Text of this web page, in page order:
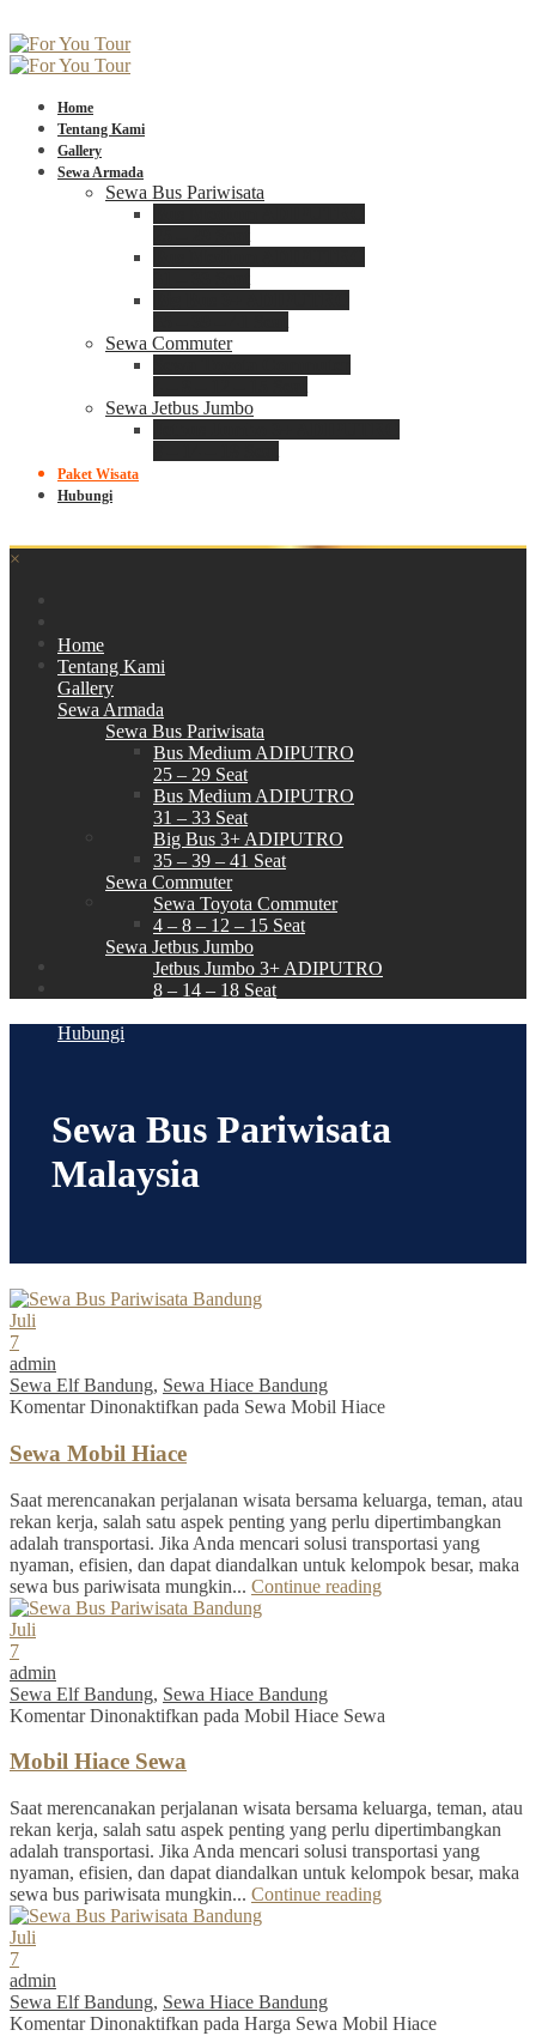
Home
Tentang Kami
Gallery
Sewa Armada
Sewa Bus Pariwisata
Sewa Commuter
Sewa Jetbus Jumbo
Paket Wisata
Hubungi
×
Home
Tentang Kami
Gallery
Sewa Armada
Sewa Bus Pariwisata
Bus Medium ADIPUTRO
25 – 29 Seat
Bus Medium ADIPUTRO
31 – 33 Seat
Big Bus 3+ ADIPUTRO
35 – 39 – 41 Seat
Sewa Commuter
Sewa Toyota Commuter
4 – 8 – 12 – 15 Seat
Sewa Jetbus Jumbo
Jetbus Jumbo 3+ ADIPUTRO
8 – 14 – 18 Seat
Hubungi
Sewa Bus Pariwisata
Malaysia
Juli
7
admin
Sewa Elf Bandung, Sewa Hiace Bandung
Komentar Dinonaktifkan pada Sewa Mobil Hiace
Sewa Mobil Hiace
Saat merencanakan perjalanan wisata bersama keluarga, teman, atau
rekan kerja, salah satu aspek penting yang perlu dipertimbangkan
adalah transportasi. Jika Anda mencari solusi transportasi yang
nyaman, efisien, dan dapat diandalkan untuk kelompok besar, maka
sewa bus pariwisata mungkin... Continue reading
Juli
7
admin
Sewa Elf Bandung, Sewa Hiace Bandung
Komentar Dinonaktifkan pada Mobil Hiace Sewa
Mobil Hiace Sewa
Saat merencanakan perjalanan wisata bersama keluarga, teman, atau
rekan kerja, salah satu aspek penting yang perlu dipertimbangkan
adalah transportasi. Jika Anda mencari solusi transportasi yang
nyaman, efisien, dan dapat diandalkan untuk kelompok besar, maka
sewa bus pariwisata mungkin... Continue reading
Juli
7
admin
Sewa Elf Bandung, Sewa Hiace Bandung
Komentar Dinonaktifkan pada Harga Sewa Mobil Hiace